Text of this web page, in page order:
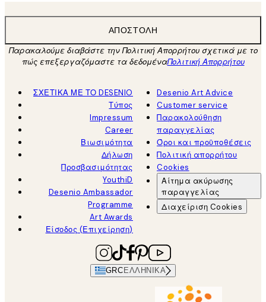
ΑΠΟΣΤΟΛΉ
Παρακαλούμε διαβάστε την Πολιτική Απορρήτου σχετικά με το
πώς επεξεργαζόμαστε τα δεδομέναΠολιτική Απορρήτου
ΣΧΕΤΙΚΑ ΜΕ ΤΟ DESENIO
Τύπος
Impressum
Career
Βιωσιμότητα
Δήλωση
Προσβασιμότητας
YouthiD
Desenio Ambassador
Programme
Art Awards
Είσοδος (Επιχείρηση)
Desenio Art Advice
Customer service
Παρακολούθηση
παραγγελίας
Όροι και προϋποθέσεις
Πολιτική απορρήτου
Cookies
Αίτημα ακύρωσης
παραγγελίας
Διαχείριση Cookies
GRC ΕΛΛΗΝΙΚΆ